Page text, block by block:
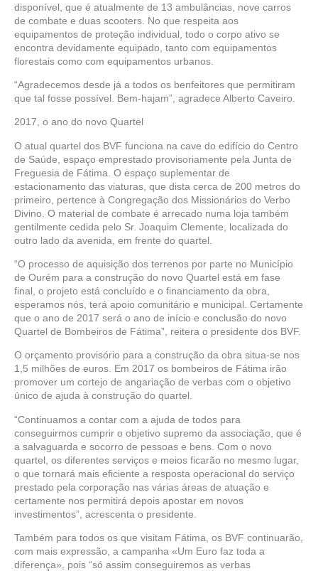
disponível, que é atualmente de 13 ambulâncias, nove carros
de combate e duas scooters. No que respeita aos
equipamentos de proteção individual, todo o corpo ativo se
encontra devidamente equipado, tanto com equipamentos
florestais como com equipamentos urbanos.
“Agradecemos desde já a todos os benfeitores que permitiram
que tal fosse possível. Bem-hajam”, agradece Alberto Caveiro.
2017, o ano do novo Quartel
O atual quartel dos BVF funciona na cave do edifício do Centro
de Saúde, espaço emprestado provisoriamente pela Junta de
Freguesia de Fátima. O espaço suplementar de
estacionamento das viaturas, que dista cerca de 200 metros do
primeiro, pertence à Congregação dos Missionários do Verbo
Divino. O material de combate é arrecado numa loja também
gentilmente cedida pelo Sr. Joaquim Clemente, localizada do
outro lado da avenida, em frente do quartel.
“O processo de aquisição dos terrenos por parte no Município
de Ourém para a construção do novo Quartel está em fase
final, o projeto está concluído e o financiamento da obra,
esperamos nós, terá apoio comunitário e municipal. Certamente
que o ano de 2017 será o ano de início e conclusão do novo
Quartel de Bombeiros de Fátima”, reitera o presidente dos BVF.
O orçamento provisório para a construção da obra situa-se nos
1,5 milhões de euros. Em 2017 os bombeiros de Fátima irão
promover um cortejo de angariação de verbas com o objetivo
único de ajuda à construção do quartel.
“Continuamos a contar com a ajuda de todos para
conseguirmos cumprir o objetivo supremo da associação, que é
a salvaguarda e socorro de pessoas e bens. Com o novo
quartel, os diferentes serviços e meios ficarão no mesmo lugar,
o que tornará mais eficiente a resposta operacional do serviço
prestado pela corporação nas várias áreas de atuação e
certamente nos permitirá depois apostar em novos
investimentos”, acrescenta o presidente.
Também para todos os que visitam Fátima, os BVF continuarão,
com mais expressão, a campanha «Um Euro faz toda a
diferença», pois “só assim conseguiremos as verbas